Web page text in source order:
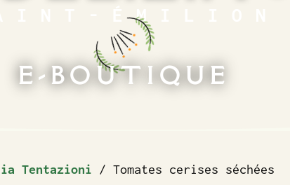
ÉMILION
E-BOUTIQUE
Tentazioni / Tomates cerises séchées